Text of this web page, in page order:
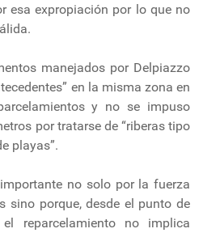
esa expropiación por lo que no
manejados por Delpiazzo
en la misma zona en
y no se impuso
por tratarse de “riberas tipo
playas”.
no solo por la fuerza
sino porque, desde el punto de
reparcelamiento no implica